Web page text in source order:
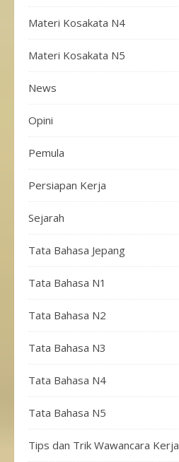
Materi Kosakata N4
Materi Kosakata N5
News
Opini
Pemula
Persiapan Kerja
Sejarah
Tata Bahasa Jepang
Tata Bahasa N1
Tata Bahasa N2
Tata Bahasa N3
Tata Bahasa N4
Tata Bahasa N5
Tips dan Trik Wawancara Kerja